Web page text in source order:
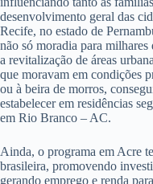
desenvolvimento geral das
Recife, no estado de
não só moradia para
a revitalização de áreas
que moravam em condições
ou à beira de morros,
estabelecer em residências
em Rio Branco – AC.
Ainda, o programa em Acre
brasileira, promovendo
gerando emprego e renda